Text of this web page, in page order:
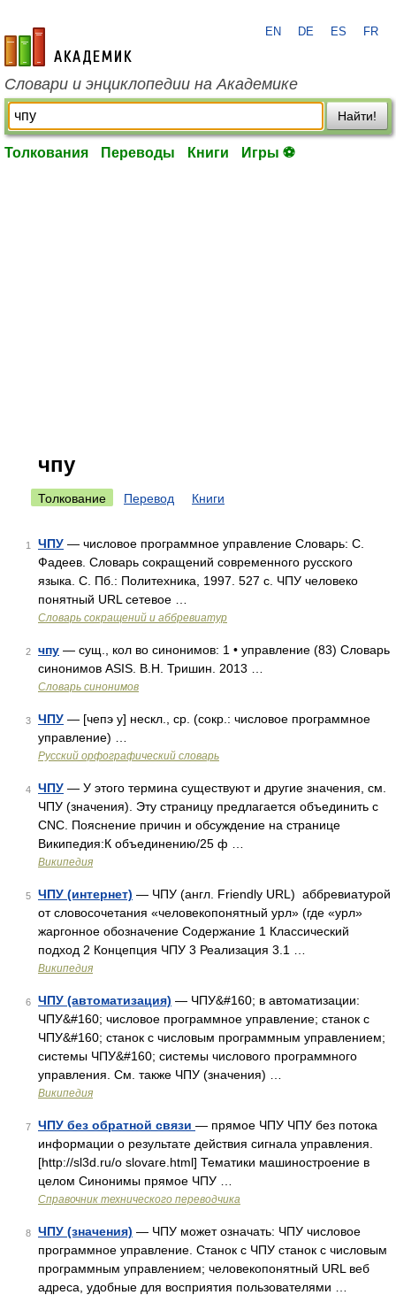
academic.ru
EN DE ES FR
Словари и энциклопедии на Академике
Найти!
Толкования Переводы Книги Игры ⚽
чпу
Толкование Перевод Книги
1 ЧПУ — числовое программное управление Словарь: С.
Фадеев. Словарь сокращений современного русского
языка. С. Пб.: Политехника, 1997. 527 с. ЧПУ человеко
понятный URL сетевое …
Словарь сокращений и аббревиатур
2 чпу — сущ., кол во синонимов: 1 • управление (83) Словарь
синонимов ASIS. В.Н. Тришин. 2013 …
Словарь синонимов
3 ЧПУ — [чепэ у] нескл., ср. (сокр.: числовое программное
управление) …
Русский орфографический словарь
4 ЧПУ — У этого термина существуют и другие значения, см.
ЧПУ (значения). Эту страницу предлагается объединить с
CNC. Пояснение причин и обсуждение на странице
Википедия:К объединению/25 ф …
Википедия
5 ЧПУ (интернет) — ЧПУ (англ. Friendly URL) аббревиатурой
от словосочетания «человекопонятный урл» (где «урл»
жаргонное обозначение Содержание 1 Классический
подход 2 Концепция ЧПУ 3 Реализация 3.1 …
Википедия
6 ЧПУ (автоматизация) — ЧПУ&#160; в автоматизации:
ЧПУ&#160; числовое программное управление; станок с
ЧПУ&#160; станок с числовым программным управлением;
системы ЧПУ&#160; системы числового программного
управления. См. также ЧПУ (значения) …
Википедия
7 ЧПУ без обратной связи — прямое ЧПУ ЧПУ без потока
информации о результате действия сигнала управления.
[http://sl3d.ru/o slovare.html] Тематики машиностроение в
целом Синонимы прямое ЧПУ …
Справочник технического переводчика
8 ЧПУ (значения) — ЧПУ может означать: ЧПУ числовое
программное управление. Станок с ЧПУ станок с числовым
программным управлением; человекопонятный URL веб
адреса, удобные для восприятия пользователями …